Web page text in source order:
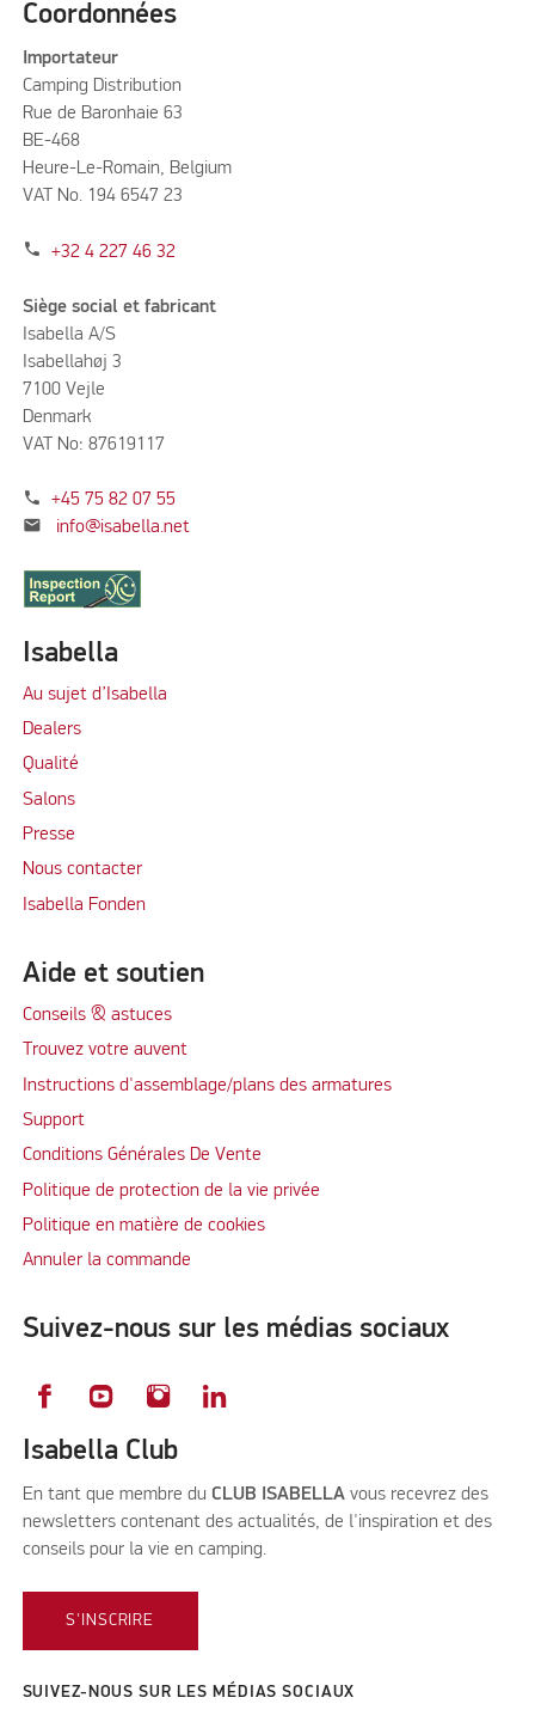
Coordonnées
Importateur
Camping Distribution
Rue de Baronhaie 63
BE-468
Heure-Le-Romain, Belgium
VAT No. 194 6547 23
phone +32 4 227 46 32
Siège social et fabricant
Isabella A/S
Isabellahøj 3
7100 Vejle
Denmark
VAT No: 87619117
phone +45 75 82 07 55
mail info@isabella.net
Isabella
Au sujet d’Isabella
Dealers
Qualité
Salons
Presse
Nous contacter
Isabella Fonden
Aide et soutien
Conseils & astuces
Trouvez votre auvent
Instructions d'assemblage/plans des armatures
Support
Conditions Générales De Vente
Politique de protection de la vie privée
Politique en matière de cookies
Annuler la commande
Suivez-nous sur les médias sociaux
Isabella Club
En tant que membre du CLUB ISABELLA vous recevrez des
newsletters contenant des actualités, de l'inspiration et des
conseils pour la vie en camping.
S'INSCRIRE
SUIVEZ-NOUS SUR LES MÉDIAS SOCIAUX